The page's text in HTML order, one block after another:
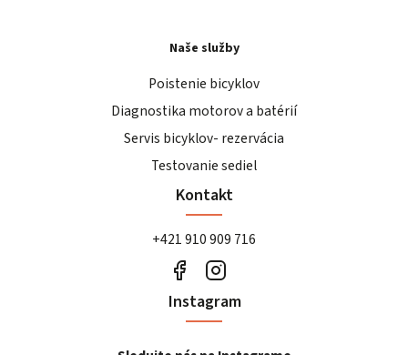
Naše služby
Poistenie bicyklov
Diagnostika motorov a batérií
Servis bicyklov- rezervácia
Testovanie sediel
Kontakt
+421 910 909 716
Instagram